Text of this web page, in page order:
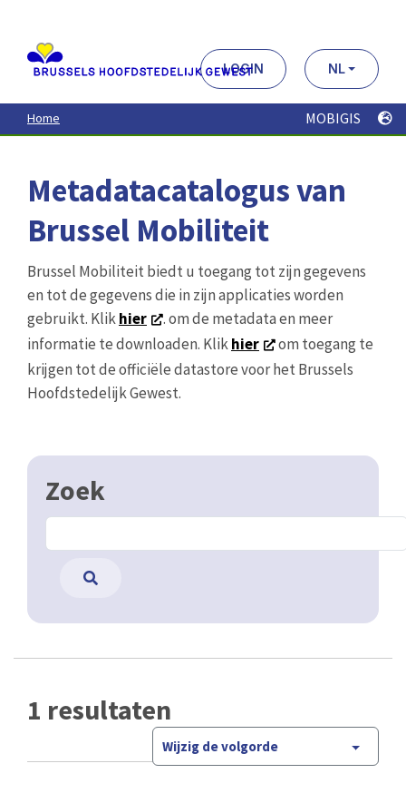
contenu
principal
LOGIN NL
Home MOBIGIS
Metadatacatalogus van
Brussel Mobiliteit
Brussel Mobiliteit biedt u toegang tot zijn gegevens
en tot de gegevens die in zijn applicaties worden
gebruikt. Klikhier
. om de metadata en meer
informatie te downloaden. Klikhier
om toegang te
krijgen tot de officiële datastore voor het Brussels
Hoofdstedelijk Gewest.
Zoek
1 resultaten
Wijzig de volgorde